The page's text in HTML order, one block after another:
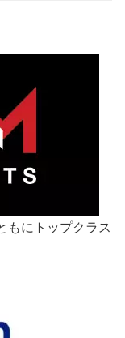
もにトップクラス